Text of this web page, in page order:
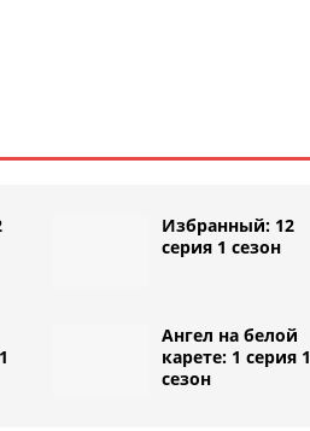
Избранный: 12
серия 1 сезон
Ангел на белой
карете: 1 серия 1
сезон